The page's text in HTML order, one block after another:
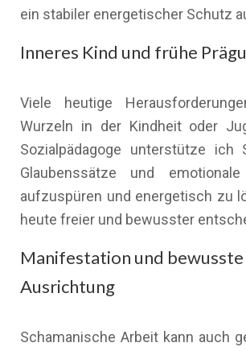
ein stabiler energetischer Schutz
Inneres Kind und frühe
Viele heutige
Wurzeln in der Kindheit oder
Sozialpädagoge unterstütze ich
Glaubenssätze und emotionale
aufzuspüren und energetisch zu
heute freier und bewusster
Manifestation und bewusste
Ausrichtung
Schamanische Arbeit kann auch